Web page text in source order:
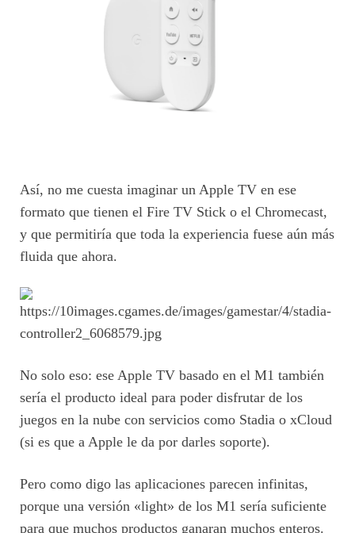
Así, no me cuesta imaginar un Apple TV en ese
formato que tienen el Fire TV Stick o el Chromecast,
y que permitiría que toda la experiencia fuese aún más
fluida que ahora.
No solo eso: ese Apple TV basado en el M1 también
sería el producto ideal para poder disfrutar de los
juegos en la nube con servicios como Stadia o xCloud
(si es que a Apple le da por darles soporte).
Pero como digo las aplicaciones parecen infinitas,
porque una versión «light» de los M1 sería suficiente
para que muchos productos ganaran muchos enteros.